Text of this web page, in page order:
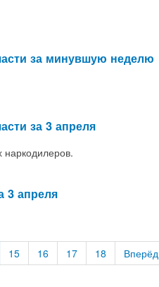
за минувшую неделю
за 3 апреля
3 апреля
15 16 17 18 Вперёд